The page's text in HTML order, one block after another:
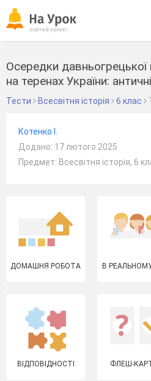
Осередки давньогрецької
на теренах України:
Тести Всесвітня історія 6 клас
Котенко І.
Додано: 17 лютого 2025
Предмет: Всесвітня історія, 6
ДОМАШНЯ РОБОТА В
ВІДПОВІДНОСТІ ФЛЕШ-